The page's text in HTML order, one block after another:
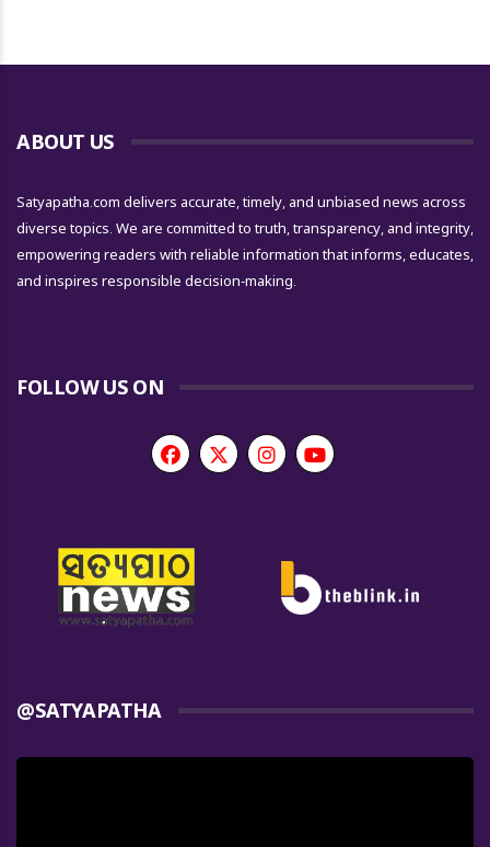
ABOUT US
Satyapatha.com delivers accurate, timely, and unbiased news across
diverse topics. We are committed to truth, transparency, and integrity,
empowering readers with reliable information that informs, educates,
and inspires responsible decision-making.
FOLLOW US ON
@SATYAPATHA